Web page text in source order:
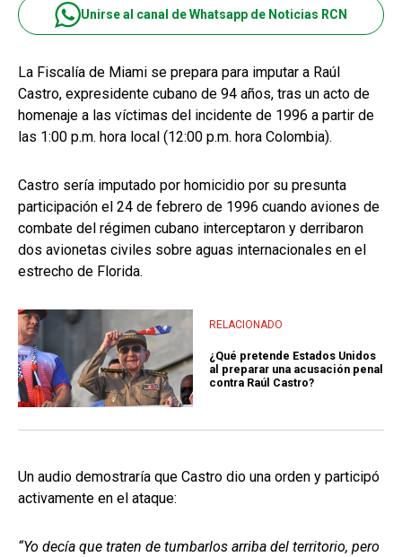
Unirse al canal de Whatsapp de Noticias RCN
La Fiscalía de Miami se prepara para imputar a Raúl
Castro, expresidente cubano de 94 años, tras un acto de
homenaje a las víctimas del incidente de 1996 a partir de
las 1:00 p.m. hora local (12:00 p.m. hora Colombia).
Castro sería imputado por homicidio por su presunta
participación el 24 de febrero de 1996 cuando aviones de
combate del régimen cubano interceptaron y derribaron
dos avionetas civiles sobre aguas internacionales en el
estrecho de Florida.
RELACIONADO
¿Qué pretende Estados Unidos
al preparar una acusación penal
contra Raúl Castro?
Un audio demostraría que Castro dio una orden y participó
activamente en el ataque:
“Yo decía que traten de tumbarlos arriba del territorio, pero